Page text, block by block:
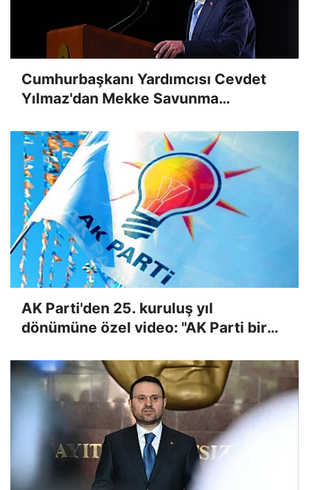
Cumhurbaşkanı Yardımcısı Cevdet
Yılmaz'dan Mekke Savunma
güçlendirmek için oluşturulmuş bir
yapı
AK Parti'den 25. kuruluş yıl
dönümüne özel video: "AK Parti bir